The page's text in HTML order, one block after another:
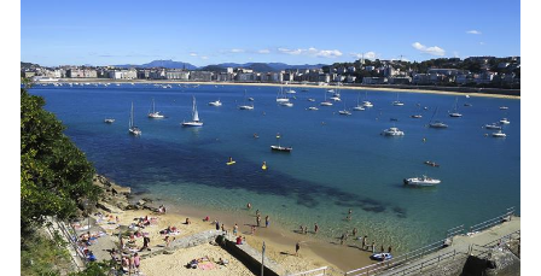
Deporte & aventura
Dónde quedarse
Familia & niños
Museos & Arte
Naturaleza & aire libre
Playas